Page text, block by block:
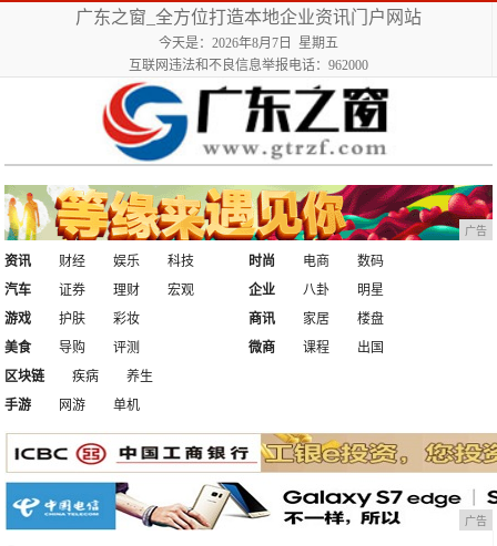
广东之窗_全方位打造本地企业资讯门户网站
今天是：2026年8月7日 星期五
互联网违法和不良信息举报电话：962000
广告
资讯 财经 娱乐
科技
汽车
证券 理财 宏观
时尚 电商
数码
企业
八卦
明星
游戏
护肤
彩妆
美食
导购 评测
商讯 家居
楼盘
微商
课程
出国
区块链
疾病
养生
手游
网游 单机
广告